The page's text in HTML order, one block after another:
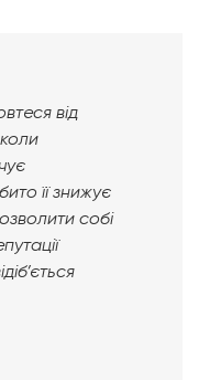
від
її знижує
собі